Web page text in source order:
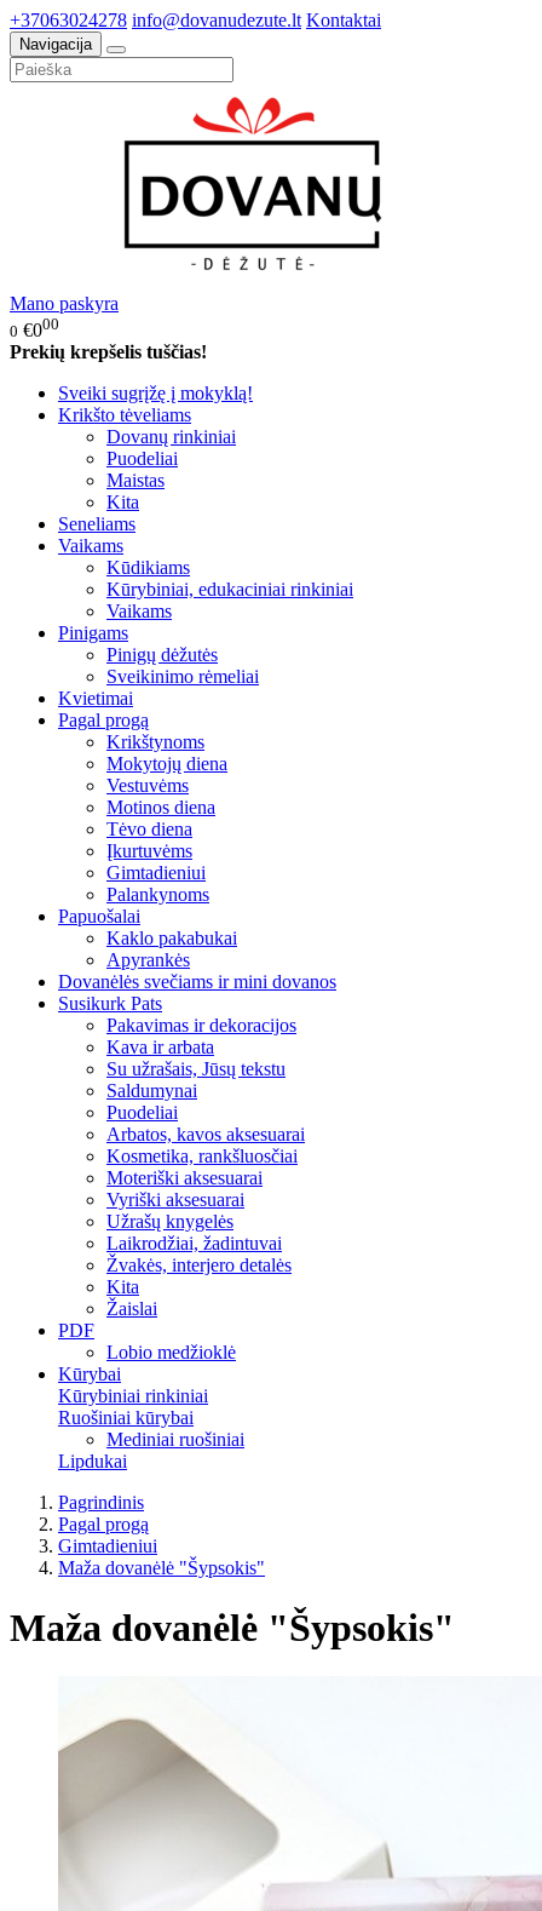
+37063024278 info@dovanudezute.lt Kontaktai
Navigacija
Mano paskyra
0 €000
Prekių krepšelis tuščias!
Sveiki sugrįžę į mokyklą!
Krikšto tėveliams
Dovanų rinkiniai
Puodeliai
Maistas
Kita
Seneliams
Vaikams
Kūdikiams
Kūrybiniai, edukaciniai rinkiniai
Vaikams
Pinigams
Pinigų dėžutės
Sveikinimo rėmeliai
Kvietimai
Pagal progą
Krikštynoms
Mokytojų diena
Vestuvėms
Motinos diena
Tėvo diena
Įkurtuvėms
Gimtadieniui
Palankynoms
Papuošalai
Kaklo pakabukai
Apyrankės
Dovanėlės svečiams ir mini dovanos
Susikurk Pats
Pakavimas ir dekoracijos
Kava ir arbata
Su užrašais, Jūsų tekstu
Saldumynai
Puodeliai
Arbatos, kavos aksesuarai
Kosmetika, rankšluosčiai
Moteriški aksesuarai
Vyriški aksesuarai
Užrašų knygelės
Laikrodžiai, žadintuvai
Žvakės, interjero detalės
Kita
Žaislai
PDF
Lobio medžioklė
Kūrybai
Kūrybiniai rinkiniai
Ruošiniai kūrybai
Mediniai ruošiniai
Lipdukai
Pagrindinis
Pagal progą
Gimtadieniui
Maža dovanėlė "Šypsokis"
Maža dovanėlė "Šypsokis"